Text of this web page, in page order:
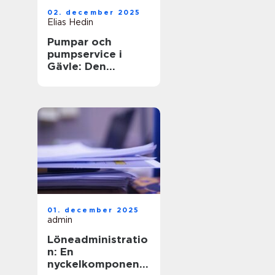
02. december 2025
Elias Hedin
Pumpar och
pumpservice i
Gävle: Den
01. december 2025
admin
Löneadministratio
n: En
nyckelkomponent